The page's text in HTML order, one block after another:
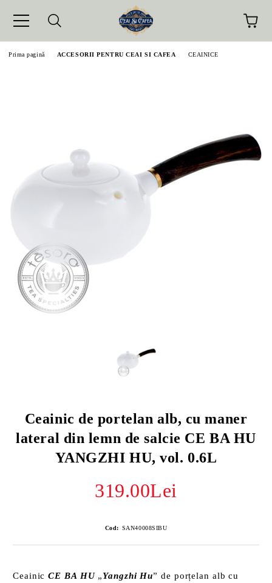
Prima pagină ACCESORII PENTRU CEAI SI CAFEA CEAINICE
Ceainic de portelan alb, cu maner
lateral din lemn de salcie CE BA HU
YANGZHI HU, vol. 0.6L
319.00Lei
Cod: SAN40008SIBU
CeainicCE BA HU„Yangzhi Hu” de porțelan alb cu